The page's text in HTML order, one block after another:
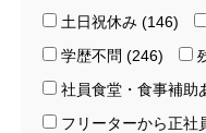
土日祝休み (146)
学歴不問 (246)
社員食堂・食事補助
フリーターから正社